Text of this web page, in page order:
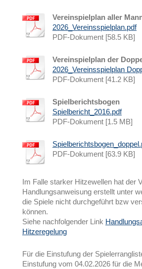
Vereinspielplan aller
2026_Vereinsspielplan.pdf
PDF-Dokument [58.5 KB]
Vereinspielplan der
2026_Vereinsspielplan
PDF-Dokument [41.2 KB]
Spielberichtsbogen
Spielbericht_2016.pdf
PDF-Dokument [1.5 MB]
PDF-Dokument [63.9 KB]
Im Falle starker Hitzewellen hat der
Handlungsanweisung erstellt unter
die Spiele nicht durchgeführt bzw
können.
Siehe nachfolgender Link
Hitzeregelung
Für die Einstufung der
Einstufung vom 04.02.2026 für die